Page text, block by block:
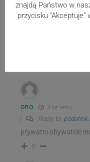
Wybierz forsę z
ono 4 lat temu
Reply to podatnik
prywatni obywatele
0
znajdą Państwo w
przycisku "Akceptuje"